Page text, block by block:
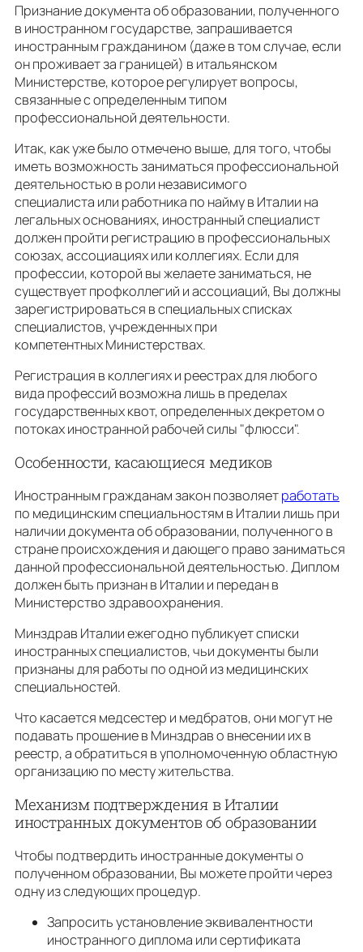
Признание документа об образовании, полученного
в иностранном государстве, запрашивается
иностранным гражданином (даже в том случае, если
он проживает за границей) в итальянском
Министерстве, которое регулирует вопросы,
связанные с определенным типом
профессиональной деятельности.
Итак, как уже было отмечено выше, для того, чтобы
иметь возможность заниматься профессиональной
деятельностью в роли независимого
специалиста или работника по найму в Италии на
легальных основаниях, иностранный специалист
должен пройти регистрацию в профессиональных
союзах, ассоциациях или коллегиях. Если для
профессии, которой вы желаете заниматься, не
существует профколлегий и ассоциаций, Вы должны
зарегистрироваться в специальных списках
специалистов, учрежденных при
компетентных Министерствах.
Регистрация в коллегиях и реестрах для любого
вида профессий возможна лишь в пределах
государственных квот, определенных декретом о
потоках иностранной рабочей силы "флюсси".
Особенности, касающиеся медиков
Иностранным гражданам закон позволяетработать
по медицинским специальностям в Италии лишь при
наличии документа об образовании, полученного в
стране происхождения и дающего право заниматься
данной профессиональной деятельностью. Диплом
должен быть признан в Италии и передан в
Министерство здравоохранения.
Минздрав Италии ежегодно публикует списки
иностранных специалистов, чьи документы были
признаны для работы по одной из медицинских
специальностей.
Что касается медсестер и медбратов, они могут не
подавать прошение в Минздрав о внесении их в
реестр, а обратиться в уполномоченную областную
организацию по месту жительства.
Механизм подтверждения в Италии
иностранных документов об образовании
Чтобы подтвердить иностранные документы о
полученном образовании, Вы можете пройти через
одну из следующих процедур.
Запросить установление эквивалентности
иностранного диплома или сертификата